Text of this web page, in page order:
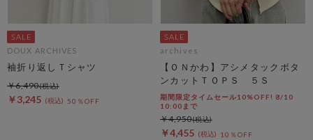
DOUX ARCHIVES
袖折り返しＴシャツ
￥3,245 50％OFF
￥6,490
archives
【ＯＮかわ】アシメタックボタ
ンカットＴＯＰＳ ５Ｓ
期間限定タイムセール10%OFF! 8/10
10:00まで
￥4,455 10％OFF
￥4,950